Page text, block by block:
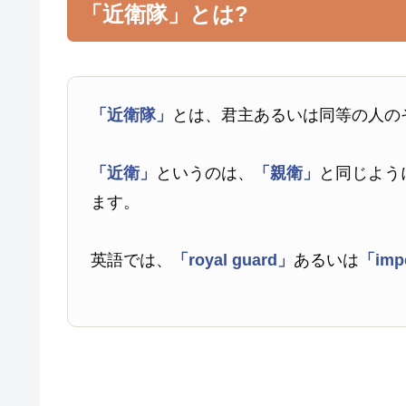
「近衛隊」とは?
「近衛隊」 とは、君主あるいは同等の人
「近衛」 というのは、 「親衛」
と同じよ
ます。
英語では、 「royal guard」 あるいは 「